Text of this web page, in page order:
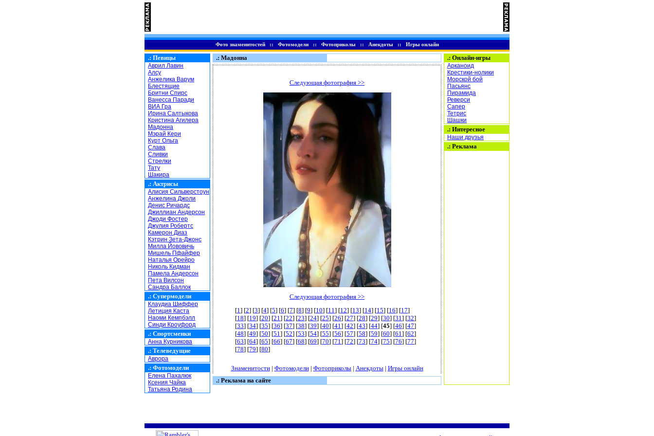
Фото знаменитостей:: Фотомодели:: Фотоприколы:: Анекдоты:: Игры онлайн
.: Певицы
Аврил Лавин
Алсу
Анжелика Варум
Блестящие
Бритни Спирс
Ванесса Паради
ВИА Гра
Ирина Салтыкова
Кристина Агилера
Мадонна
Мэрай Кери
Курт Ольга
Слава
Сливки
Стрелки
Тату
Шакира
.: Актрисы
Алисия Сильверстоун
Анжелина Джоли
Денис Ричардс
Джиллиан Андерсон
Джоди Фостер
Джулия Робертс
Камерон Диаз
Кэтрин Зета-Джонс
Милла Йововичь
Мишель Пфайфер
Наталья Орейро
Николь Кидман
Памела Андерсон
Пета Вилсон
Сандра Баллок
.: Супермодели
Клаудиа Шиффер
Летиция Каста
Наоми Кемпбэлл
Синди Кроуфорд
.: Спортсменки
Анна Курникова
.: Телеведущие
Аврора
.: Фотомодели
Елена Пахалюк
Ксения Чайка
Татьяна Родина
.: Мадонна
Следующая фотография >>
Следующая фотография >>
[1] [2] [3] [4] [5] [6] [7] [8] [9] [10] [11] [12] [13] [14] [15] [16] [17]
[18] [19] [20] [21] [22] [23] [24] [25] [26] [27] [28] [29] [30] [31] [32]
[33] [34] [35] [36] [37] [38] [39] [40] [41] [42] [43] [44] [45] [46] [47]
[48] [49] [50] [51] [52] [53] [54] [55] [56] [57] [58] [59] [60] [61] [62]
[63] [64] [65] [66] [67] [68] [69] [70] [71] [72] [73] [74] [75] [76] [77]
[78] [79] [80]
Знаменитости| Фотомодели| Фотоприколы| Анекдоты| Игры онлайн
.: Реклама на сайте
.: Онлайн-игры
Арканоид
Крестики-нолики
Морской бой
Пасьянс
Пирамида
Реверси
Сапер
Тетрис
Шашки
.: Интересное
Наши друзья
.: Реклама